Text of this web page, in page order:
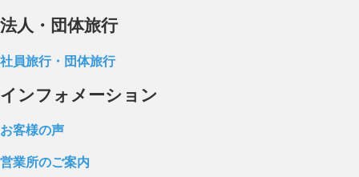
法人・団体旅行
社員旅行・団体旅行
インフォメーション
お客様の声
営業所のご案内